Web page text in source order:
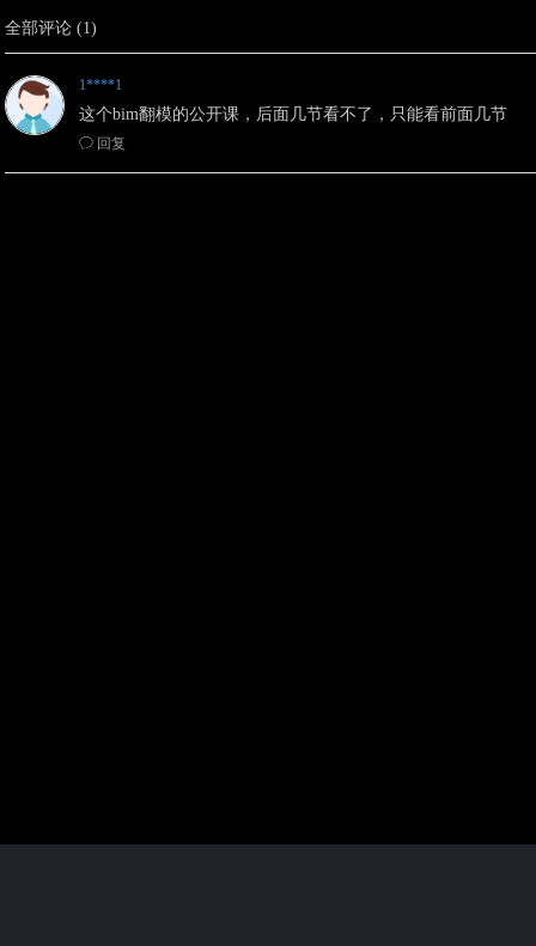
全部评论 (1)
1****1
这个bim翻模的公开课，后面几节看不了，只能看前面几节
ꂖ 回复